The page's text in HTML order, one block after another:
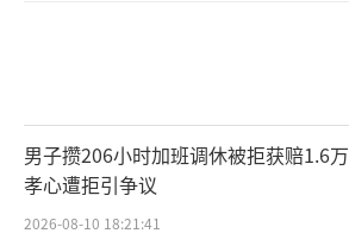
男子攒206小时加班调休被拒获赔1.6万
孝心遭拒引争议
2026-08-10 18:21:41